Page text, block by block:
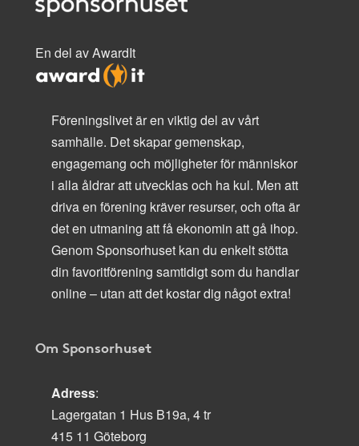
En del av AwardIt
Föreningslivet är en viktig del av vårt
samhälle. Det skapar gemenskap,
engagemang och möjligheter för människor
i alla åldrar att utvecklas och ha kul. Men att
driva en förening kräver resurser, och ofta är
det en utmaning att få ekonomin att gå ihop.
Genom Sponsorhuset kan du enkelt stötta
din favoritförening samtidigt som du handlar
online – utan att det kostar dig något extra!
Om Sponsorhuset
Adress:
Lagergatan 1 Hus B19a, 4 tr
415 11 Göteborg